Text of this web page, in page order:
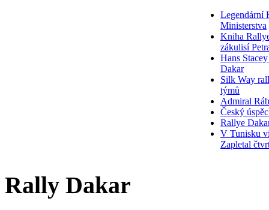
Legendární
Ministerstva
Kniha
zákulisí
Hans
Dakar
Silk Way
týmů
Admiral
Český
Rallye
V Tunisku
Zapletal
Rally Dakar